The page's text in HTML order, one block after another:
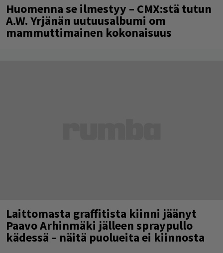
Huomenna se ilmestyy – CMX:stä tutun
A.W. Yrjänän uutuusalbumi om
mammuttimainen kokonaisuus
Laittomasta graffitista kiinni jäänyt
Paavo Arhinmäki jälleen spraypullo
kädessä – näitä puolueita ei kiinnosta